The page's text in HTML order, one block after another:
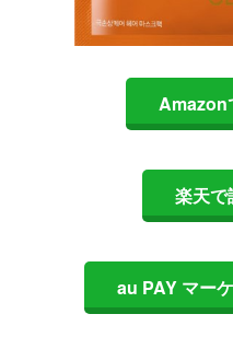
Amazon
楽天で
au PAY マー